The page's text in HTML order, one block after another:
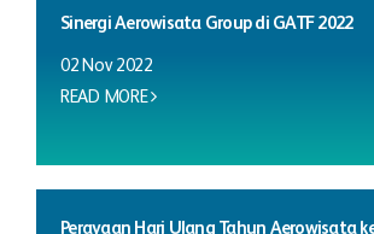
Sinergi Aerowisata Group di GATF 2022
02 Nov 2022
READ MORE
Perayaan Hari Ulang Tahun Aerowisata